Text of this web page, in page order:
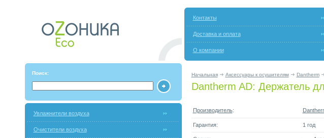
Контакты
Доставка и оплата
О компании
Поиск: Начальная Аксессуары к осушителям Dantherm
Dantherm AD: Держатель
Увлажнители воздуха
Очистители воздуха
Производитель:
Гарантия: 1 год